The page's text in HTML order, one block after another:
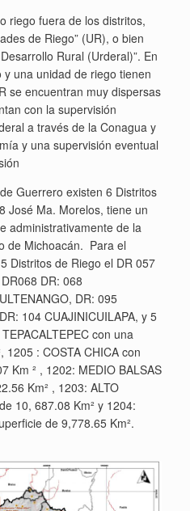
riego fuera de los distritos,
de Riego” (UR), o bien
Rural (Urderal)”. En
una unidad de riego tienen
se encuentran muy dispersas
con la supervisión
a través de la Conagua y
y una supervisión eventual
Guerrero existen 6 Distritos
José Ma. Morelos, tiene un
administrativamente de la
de Michoacán. Para el
Distritos de Riego el DR 057
DR: 068
DR: 095
104 CUAJINICUILAPA, y 5
con una
: COSTA CHICA con
Km ² , 1202: MEDIO BALSAS
Km² , 1203: ALTO
10, 687.08 Km² y 1204:
de 9,778.65 Km².